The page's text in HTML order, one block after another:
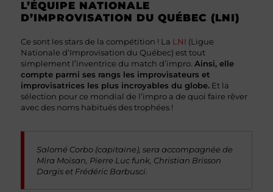
L’ÉQUIPE NATIONALE
D’IMPROVISATION DU QUÉBEC (LNI)
Ce sont les stars de la compétition ! La LNI (Ligue
Nationale d’Improvisation du Québec) est tout
simplement l’inventrice du match d’impro. Ainsi, elle
compte parmi ses rangs les improvisateurs et
improvisatrices les plus incroyables du globe. Et la
sélection pour ce mondial de l’impro a de quoi faire rêver
avec des noms habitués des trophées !
Salomé Corbo (capitaine), sera accompagnée de
Mira Moisan, Pierre Luc funk, Christian Brisson
Dargis et Frédéric Barbusci